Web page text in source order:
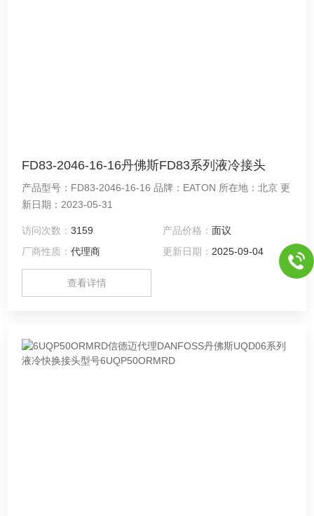
FD83-2046-16-16丹佛斯FD83系列液冷接头
产品型号：FD83-2046-16-16 品牌：EATON 所在地：北京 更
新日期：2023-05-31
访问次数：3159 产品价格： 面议
厂商性质：代理商 更新日期： 2025-09-04
查看详情